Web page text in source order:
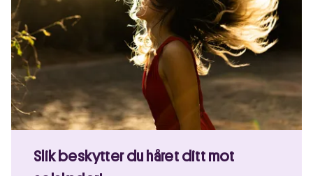
Slik beskytter du håret ditt mot